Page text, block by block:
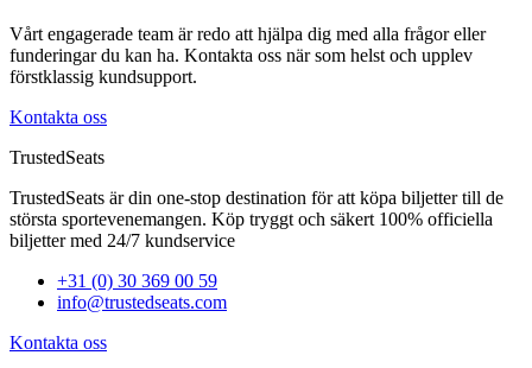
Vårt engagerade team är redo att hjälpa dig med alla frågor eller
funderingar du kan ha. Kontakta oss när som helst och upplev
förstklassig kundsupport.
Kontakta oss
TrustedSeats
TrustedSeats är din one-stop destination för att köpa biljetter till de
största sportevenemangen. Köp tryggt och säkert 100% officiella
biljetter med 24/7 kundservice
+31 (0) 30 369 00 59
info@trustedseats.com
Kontakta oss